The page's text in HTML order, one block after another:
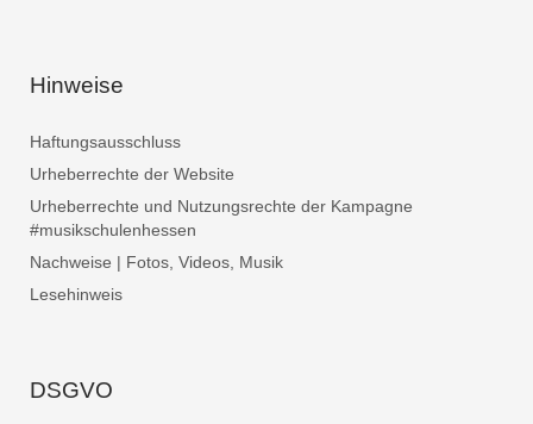
Hinweise
Haftungsausschluss
Urheberrechte der Website
Urheberrechte und Nutzungsrechte der Kampagne
#musikschulenhessen
Nachweise | Fotos, Videos, Musik
Lesehinweis
DSGVO